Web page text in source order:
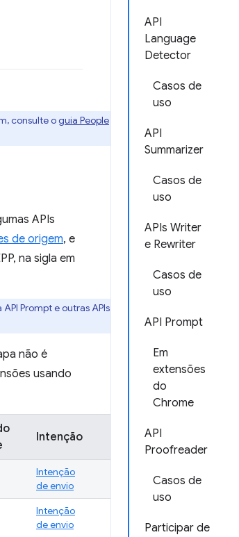
API
Language
Detector
Casos de
uso
API
Summarizer
Casos de
uso
APIs Writer
e Rewriter
Casos de
uso
API Prompt
Em
extensões
do
Chrome
API
Proofreader
Casos de
uso
Participar de
consulte oguia People
APIs
de origem, e
na sigla em
Prompt e outras APIs
não é
usando
Intenção
Intenção
de envio
Intenção
de envio